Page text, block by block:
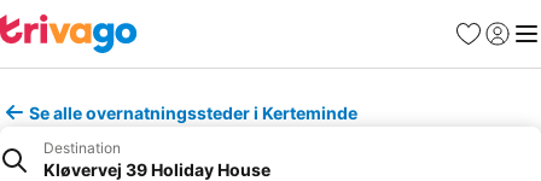
Favoritter
Log ind
Se alle overnatningssteder i Kerteminde
Destination
Kløvervej 39 Holiday House